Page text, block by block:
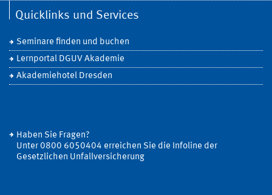
Quicklinks und Services
Seminare finden und buchen
Lernportal DGUV Akademie
Akademiehotel Dresden
Haben Sie Fragen?
Unter 0800 6050404 erreichen Sie die Infoline der
Gesetzlichen Unfallversicherung